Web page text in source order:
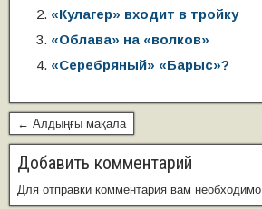
p
p
o
a
m
g
e
«Кулагер» входит в тройку
«Облава» на «волков»
«Серебряный» «Барыс»?
← Алдыңғы мақала
Добавить комментарий
Для отправки комментария вам необходимо